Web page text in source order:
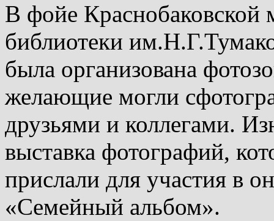
В фойе Краснобаковской
библиотеки
была организована
желающие могли
друзьями и коллегами.
выставка фотографий,
прислали для участия в
«Семейный альбом».